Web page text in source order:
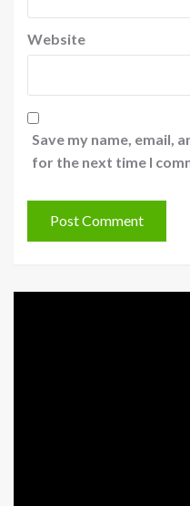
Website
Save my name, email,
for the next time I